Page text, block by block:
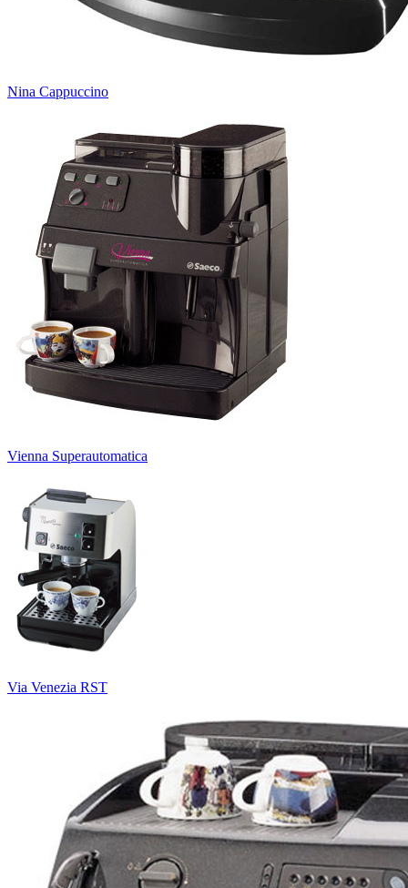
Nina Cappuccino
Vienna Superautomatica
Via Venezia RST